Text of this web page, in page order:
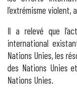
l’extrémisme
Il a relevé que
international
Nations Unies, les
des Nations Unies
Nations Unies.